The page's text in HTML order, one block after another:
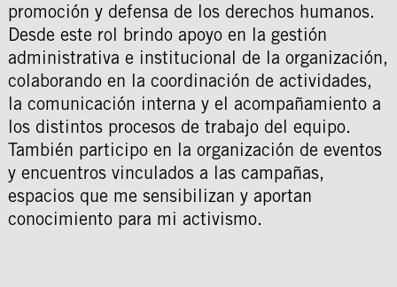
promoción y defensa de los derechos humanos.
Desde este rol brindo apoyo en la gestión
administrativa e institucional de la organización,
colaborando en la coordinación de actividades,
la comunicación interna y el acompañamiento a
los distintos procesos de trabajo del equipo.
También participo en la organización de eventos
y encuentros vinculados a las campañas,
espacios que me sensibilizan y aportan
conocimiento para mi activismo.